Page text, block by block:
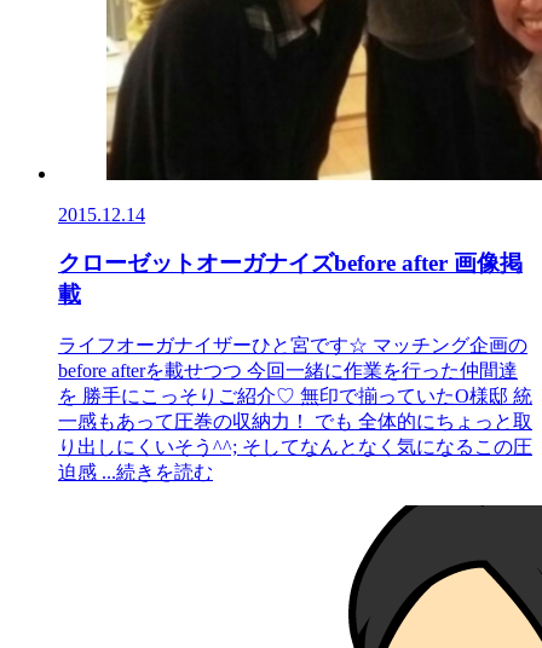
2015.12.14
クローゼットオーガナイズbefore after 画像掲
載
ライフオーガナイザーひと宮です☆ マッチング企画の
before afterを載せつつ 今回一緒に作業を行った仲間達
を 勝手にこっそりご紹介♡ 無印で揃っていたO様邸 統
一感もあって圧巻の収納力！ でも 全体的にちょっと取
り出しにくいそう^^; そしてなんとなく気になるこの圧
迫感 ...続きを読む